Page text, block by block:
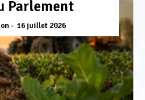
Parlement
16 juillet 2026